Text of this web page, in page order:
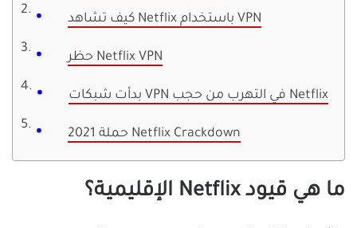
كيف تشاهد Netflix باستخدام VPN
حظر Netflix VPN
بدأت شبكات VPN في التهرب من حجب Netflix
حملة 2021 Netflix Crackdown
ما هي قيود Netflix الإقليمية؟